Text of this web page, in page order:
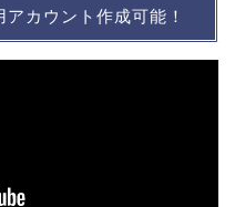
カウント作成可能！